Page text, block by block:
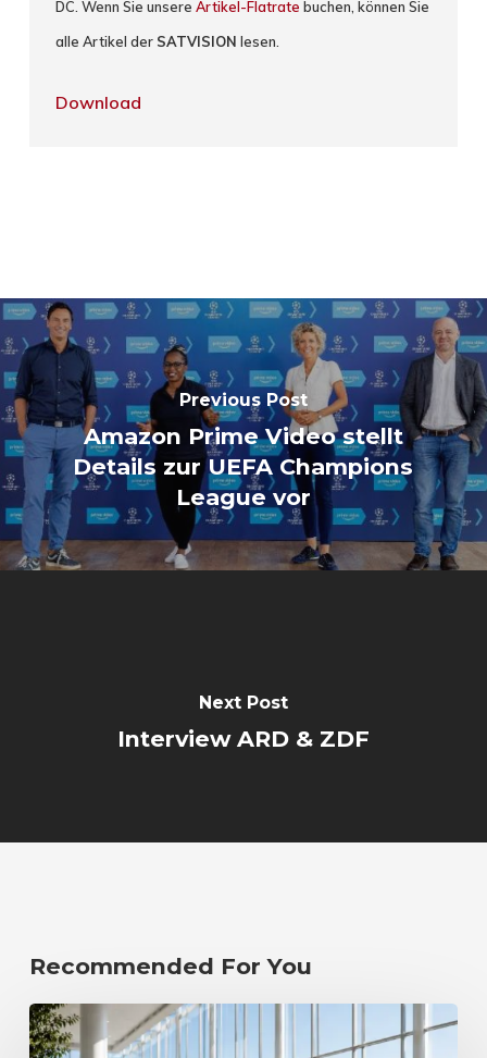
DC. Wenn Sie unsereArtikel-Flatrate buchen, können Sie
alle Artikel der SATVISION lesen.
Download
Previous Post
Amazon Prime Video stellt
Details zur UEFA Champions
League vor
Next Post
Interview ARD & ZDF
Recommended For You